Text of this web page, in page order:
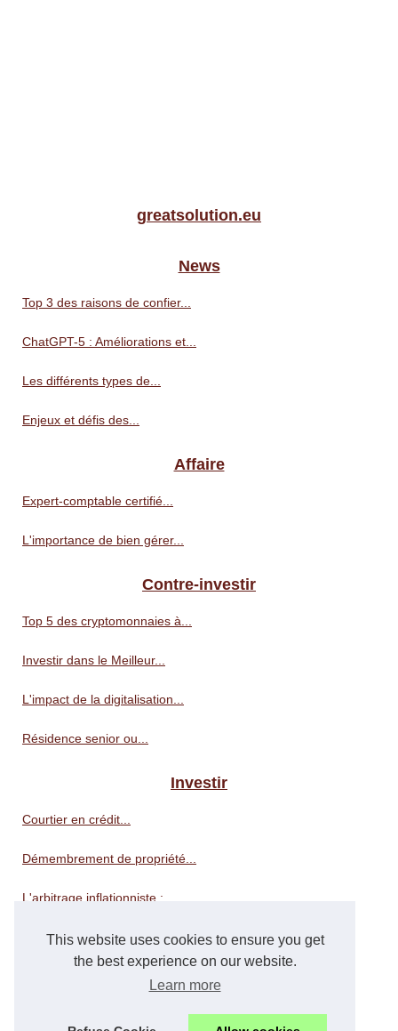
This website uses cookies to ensure you get
the best experience on our website.
Learn more
greatsolution.eu
News
Top 3 des raisons de confier...
ChatGPT-5 : Améliorations et...
Les différents types de...
Enjeux et défis des...
Affaire
Expert-comptable certifié...
L'importance de bien gérer...
Contre-investir
Top 5 des cryptomonnaies à...
Investir dans le Meilleur...
L'impact de la digitalisation...
Résidence senior ou...
Investir
Courtier en crédit...
Démembrement de propriété...
L'arbitrage inflationniste :...
Comment choisir la meilleure...
Portefeuille